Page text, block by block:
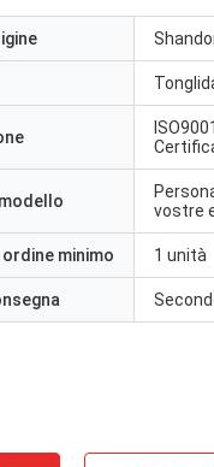
vostre
minimo 1 unità